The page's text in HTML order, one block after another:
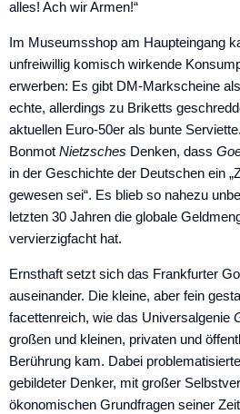
alles! Ach wir Armen!“
Im Museumsshop am Haupteingang
unfreiwillig komisch wirkende
erwerben: Es gibt DM-Markscheine
echte, allerdings zu Briketts
aktuellen Euro-50er als bunte
Bonmot Nietzsches Denken, dass
in der Geschichte der Deutschen ein
gewesen sei“. Es blieb so nahezu
letzten 30 Jahren die globale
vervierzigfacht hat.
Ernsthaft setzt sich das Frankfurter
auseinander. Die kleine, aber fein
facettenreich, wie das Universalgenie
großen und kleinen, privaten und
Berührung kam. Dabei problematisierte
gebildeter Denker, mit großer
ökonomischen Grundfragen seiner